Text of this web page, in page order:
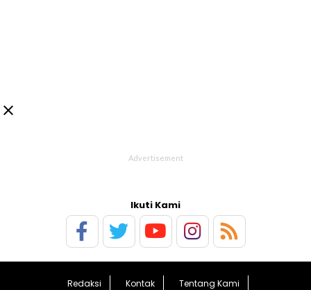

Ikuti Kami
Redaksi Kontak Tentang Kami